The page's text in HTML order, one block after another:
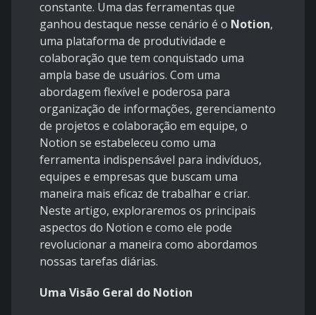
constante. Uma das ferramentas que
ganhou destaque nesse cenário é o Notion,
uma plataforma de produtividade e
colaboração que tem conquistado uma
ampla base de usuários. Com uma
abordagem flexível e poderosa para
organização de informações, gerenciamento
de projetos e colaboração em equipe, o
Notion se estabeleceu como uma
ferramenta indispensável para indivíduos,
equipes e empresas que buscam uma
maneira mais eficaz de trabalhar e criar.
Neste artigo, exploraremos os principais
aspectos do Notion e como ele pode
revolucionar a maneira como abordamos
nossas tarefas diárias.
Uma Visão Geral do Notion